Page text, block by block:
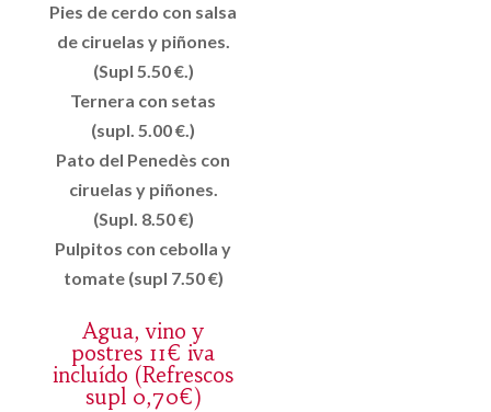
Pies de cerdo con salsa
de ciruelas y piñones.
(Supl 5.50 €.)
Ternera con setas
(supl. 5.00 €.)
Pato del Penedès con
ciruelas y piñones.
(Supl. 8.50 €)
Pulpitos con cebolla y
tomate (supl 7.50 €)
Agua, vino y
postres 11€ iva
incluído (Refrescos
supl 0,70€)